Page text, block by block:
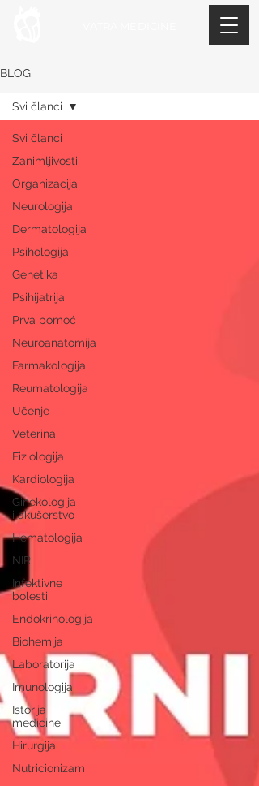
BLOG
Svi članci
Zanimljivosti
Organizacija
Neurologija
Dermatologija
Psihologija
Genetika
Psihijatrija
Prva pomoć
Neuroanatomija
Farmakologija
Reumatologija
Učenje
Veterina
Fiziologija
Kardiologija
Ginekologija
i akušerstvo
Hematologija
NIR
Infektivne
bolesti
Endokrinologija
Biohemija
Laboratorija
Imunologija
Istorija
medicine
Hirurgija
Nutricionizam
Svi članci